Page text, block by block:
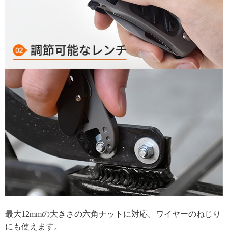
最大12mmの大きさの六角ナットに対応。ワイヤーのねじり
にも使えます。